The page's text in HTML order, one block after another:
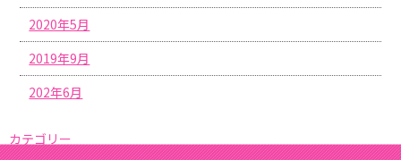
2020年5月
2019年9月
202年6月
カテゴリー